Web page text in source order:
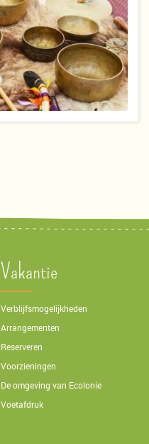
Vakantie
Verblijfsmogelijkheden
Arrangementen
Reserveren
Voorzieningen
De omgeving van Ecolonie
Voetafdruk